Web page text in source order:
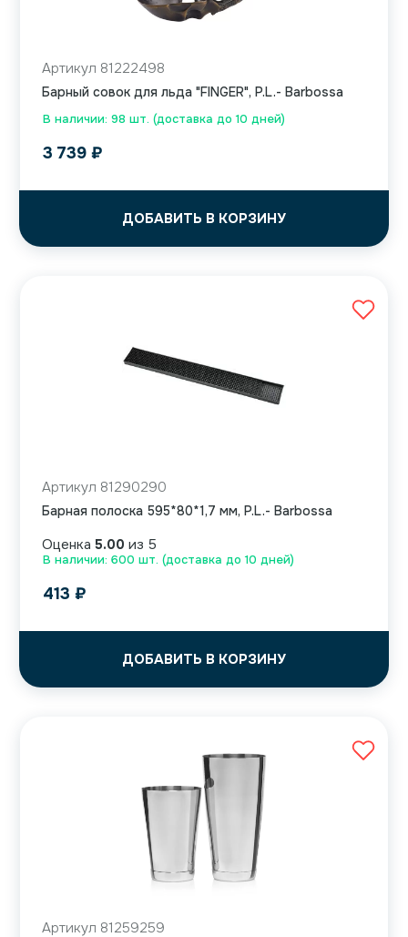
В наличии: 98 шт. (доставка до 10 дней)
Артикул 81222498
Барный совок для льда "FINGER", P.L.- Barbossa
3 739 ₽
ДОБАВИТЬ В КОРЗИНУ
В наличии: 600 шт. (доставка до 10 дней)
Артикул 81290290
Барная полоска 595*80*1,7 мм, P.L.- Barbossa
Оценка 5.00 из 5
413 ₽
ДОБАВИТЬ В КОРЗИНУ
Артикул 81259259